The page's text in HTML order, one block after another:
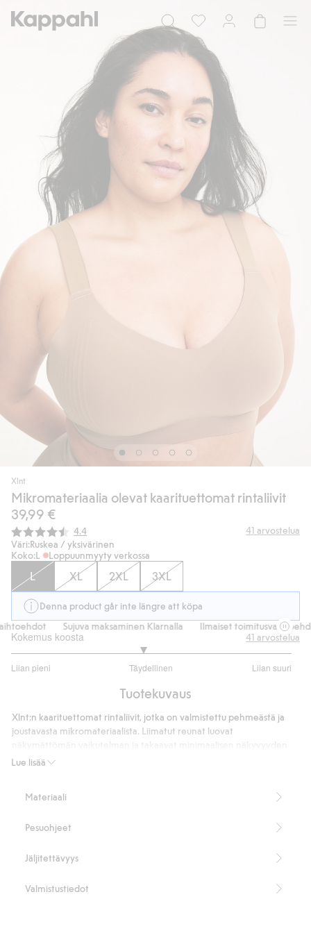
Xlnt
Mikromateriaalia olevat kaarituettomat rintaliivit
39,99 €
Keskimääräinen luokitus:
4.4 41 arvostelua
Väri:Ruskea / yksivärinen
Koko:L Loppuunmyyty verkossa
L XL 2XL 3XL
Denna product går inte längre att köpa
Sujuva maksaminen Klarnalla Ilmaiset toimitusvaihtoehdot
Kokemus koosta
Liian pieni Täydellinen Liian suuri
/
ääneen
41 arvostelua
Tuotekuvaus
Lue lisää
Xlnt:n kaarituettomat rintaliivit, jotka on valmistettu pehmeästä ja
joustavasta mikromateriaalista. Liimatut reunat luovat
vaatteiden alla. Rintaliiveissä on leveät säädettävät olkaimet, jotka
Soft-rintaliivit
Liimatut reunat
Irrotettavat toppaukset
Kolmirivinen hakaskiinnitys
Materiaali
Pesuohjeet
Jäljitettävyys
Valmistustiedot